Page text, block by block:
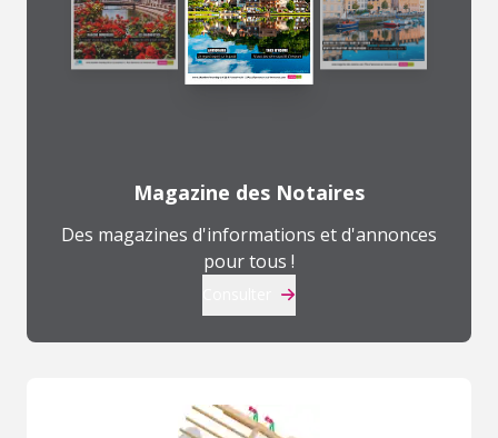
Magazine des Notaires
Des magazines d'informations et d'annonces
pour tous !